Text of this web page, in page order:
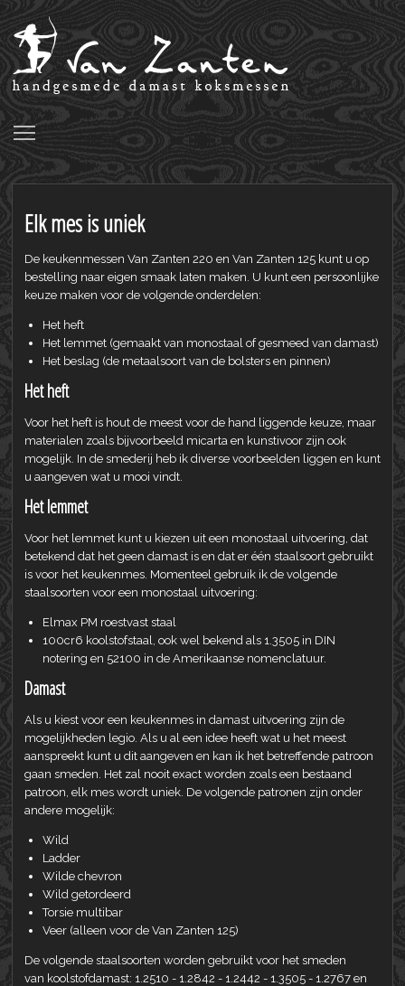
Elk mes is uniek
De keukenmessen Van Zanten 220 en Van Zanten 125 kunt u op
bestelling naar eigen smaak laten maken. U kunt een persoonlijke
keuze maken voor de volgende onderdelen:
Het heft
Het lemmet (gemaakt van monostaal of gesmeed van damast)
Het beslag (de metaalsoort van de bolsters en pinnen)
Het heft
Voor het heft is hout de meest voor de hand liggende keuze, maar
materialen zoals bijvoorbeeld micarta en kunstivoor zijn ook
mogelijk. In de smederij heb ik diverse voorbeelden liggen en kunt
u aangeven wat u mooi vindt.
Het lemmet
Voor het lemmet kunt u kiezen uit een monostaal uitvoering, dat
betekend dat het geen damast is en dat er één staalsoort gebruikt
is voor het keukenmes. Momenteel gebruik ik de volgende
staalsoorten voor een monostaal uitvoering:
Elmax PM roestvast staal
100cr6 koolstofstaal, ook wel bekend als 1.3505 in DIN
notering en 52100 in de Amerikaanse nomenclatuur.
Damast
Als u kiest voor een keukenmes in damast uitvoering zijn de
mogelijkheden legio. Als u al een idee heeft wat u het meest
aanspreekt kunt u dit aangeven en kan ik het betreffende patroon
gaan smeden. Het zal nooit exact worden zoals een bestaand
patroon, elk mes wordt uniek. De volgende patronen zijn onder
andere mogelijk:
Wild
Ladder
Wilde chevron
Wild getordeerd
Torsie multibar
Veer (alleen voor de Van Zanten 125)
De volgende staalsoorten worden gebruikt voor het smeden
van koolstofdamast: 1.2510 - 1.2842 - 1.2442 - 1.3505 - 1.2767 en